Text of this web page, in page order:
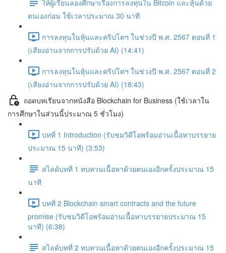
ให้ผู้เรียนลองศึกษาเรื่องการลงทุนใน Bitcoin และหุ้นด้วย
ตนเองก่อน ใช้เวลาประมาณ 30 นาที
การลงทุนในหุ้นและคริปโตฯ ในช่วงปี พ.ศ. 2567 ตอนที่ 1
(เสียงอ่านจากการปรับด้วย AI) (14:41)
การลงทุนในหุ้นและคริปโตฯ ในช่วงปี พ.ศ. 2567 ตอนที่ 2
(เสียงอ่านจากการปรับด้วย AI) (18:43)
ถอดบทเรียนจากหนังสือ Blockchain for Business (ใช้เวลาใน
การศึกษาในส่วนนี้ประมาณ 5 ชั่วโมง)
บทที่ 1 Introduction (รับชมวิดีโอพร้อมอ่านเนื้อหาบรรยาย
ประมาณ 15 นาที) (3:53)
สไลด์บทที่ 1 ทบทวนเนื้อหาด้วยตนเองอีกครั้งประมาณ 15
นาที
บทที่ 2 Blockchain smart contracts and the future
promise (รับชมวิดีโอพร้อมอ่านเนื้อหาบรรยายประมาณ 15
นาที) (6:38)
สไลด์บทที่ 2 ทบทวนเนื้อหาด้วยตนเองอีกครั้งประมาณ 15